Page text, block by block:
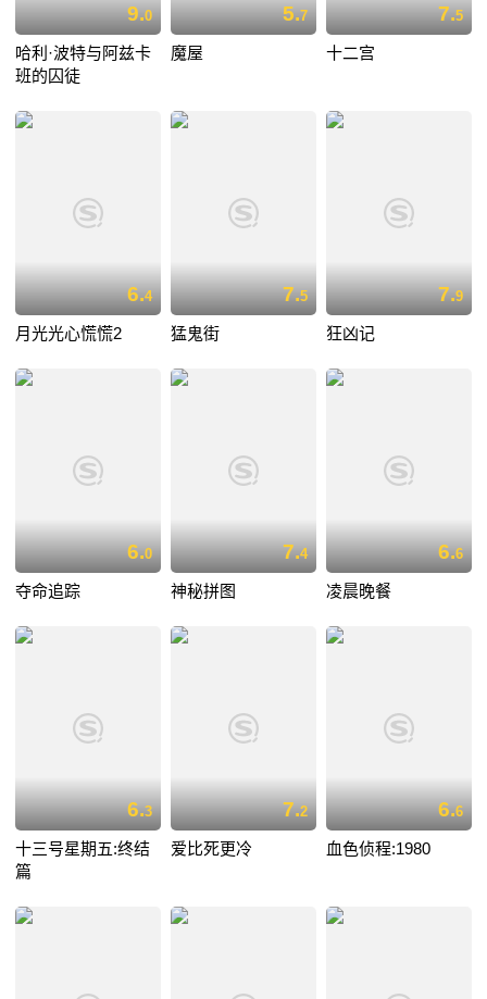
9.0
哈利·波特与阿兹卡
班的囚徒
5.7
魔屋
7.5
十二宫
6.4
月光光心慌慌2
7.5
猛鬼街
7.9
狂凶记
6.0
夺命追踪
7.4
神秘拼图
6.6
凌晨晚餐
6.3
十三号星期五:终结
篇
7.2
爱比死更冷
6.6
血色侦程:1980